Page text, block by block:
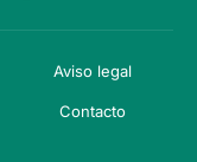
Aviso legal
Contacto